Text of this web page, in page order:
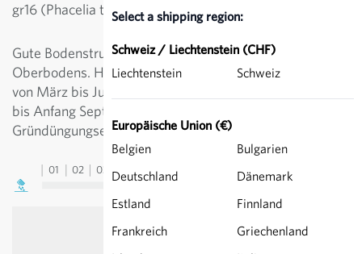
Select a shipping region:
Schweiz / Liechtenstein (CHF)
Liechtenstein
Schweiz
Europäische Union (€)
Belgien
Bulgarien
Deutschland
Dänemark
Estland
Finnland
Frankreich
Griechenland
gr16 (Phacelia tanacetifolia)
Gute Bodenstruktur durch intensive Durchwurzelung des
Oberbodens. Hervorragende Bienenpflanze. Aussaaten
von März bis Juli kommen zur Blüte, spätere Aussaaten
bis Anfang September bringen ausschliesslich einen
Gründüngungseffekt.
01 02 03 05 06 09